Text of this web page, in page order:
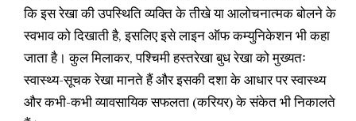
कि इस रेखा की उपस्थिति व्यक्ति के तीखे या आलोचनात्मक बोलने के
स्वभाव को दिखाती है, इसलिए इसे लाइन ऑफ कम्युनिकेशन भी कहा
जाता है। कुल मिलाकर, पश्चिमी हस्तरेखा बुध रेखा को मुख्यतः
स्वास्थ्य-सूचक रेखा मानते हैं और इसकी दशा के आधार पर स्वास्थ्य
और कभी-कभी व्यावसायिक सफलता (करियर) के संकेत भी निकालते